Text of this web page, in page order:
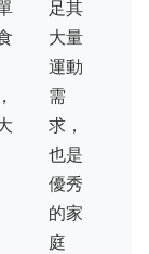
足其
大量
運動
需
求，
也是
優秀
的家
庭